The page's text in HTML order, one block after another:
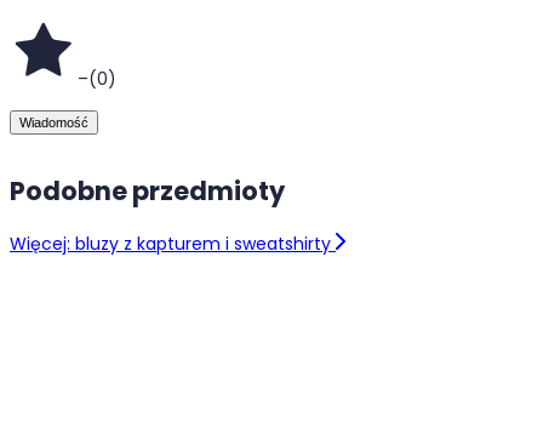
Podobne przedmioty
Więcej: bluzy z kapturem i sweatshirty
–(0)
Wiadomość